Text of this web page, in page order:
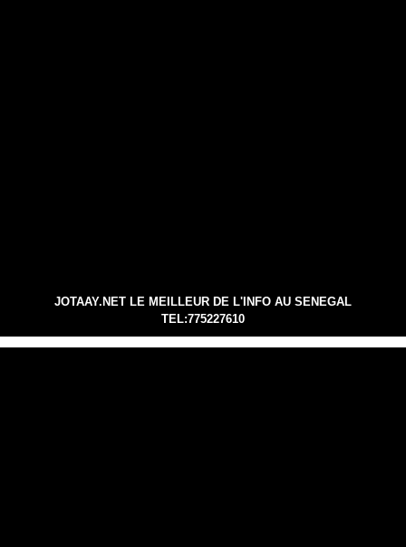
JOTAAY.NET LE MEILLEUR DE L'INFO AU SENEGAL
TEL:775227610